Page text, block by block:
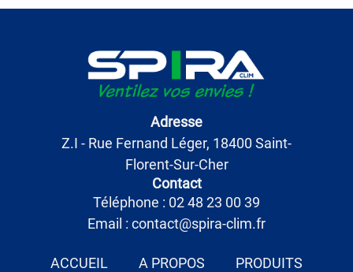
Adresse
Z.I - Rue Fernand Léger, 18400 Saint-
Florent-Sur-Cher
Contact
Téléphone : 02 48 23 00 39
Email : contact@spira-clim.fr
ACCUEIL A PROPOS
PRODUITS